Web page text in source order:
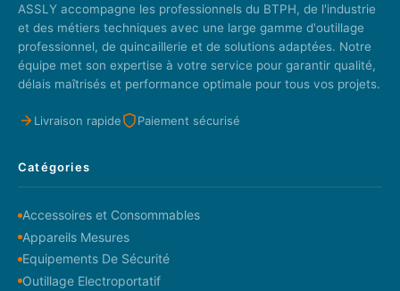
ASSLY accompagne les professionnels du BTPH, de l'industrie
et des métiers techniques avec une large gamme d'outillage
professionnel, de quincaillerie et de solutions adaptées. Notre
équipe met son expertise à votre service pour garantir qualité,
délais maîtrisés et performance optimale pour tous vos projets.
Livraison rapide Paiement sécurisé
Catégories
Accessoires et Consommables
Appareils Mesures
Equipements De Sécurité
Outillage Electroportatif